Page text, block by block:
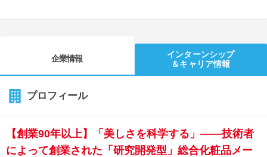
企業情報
インターンシップ
＆キャリア情報
プロフィール
【創業90年以上】「美しさを科学する」――技術者
によって創業された「研究開発型」総合化粧品メー